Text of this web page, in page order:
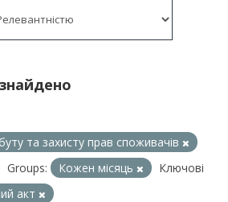
та захисту прав споживачів
Groups: Кожен місяць
Ключові
акт